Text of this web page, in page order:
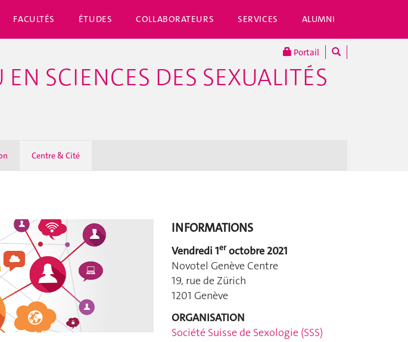
FACULTÉS ÉTUDES COLLABORATEURS SERVICES ALUMNI
Portail
SCIENCES DES SEXUALITÉS
Centre & Cité
INFORMATIONS
Vendredi 1eroctobre 2021
Novotel Genève Centre
19, rue de Zürich
1201 Genève
ORGANISATION
Société Suisse de Sexologie (SSS)